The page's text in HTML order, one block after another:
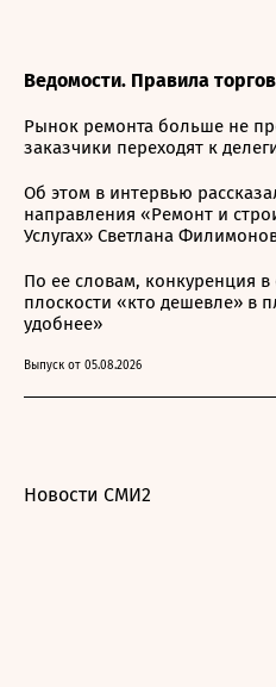
Ведомости. Правила
Рынок ремонта больше не
заказчики переходят к
Об этом в интервью
направления «Ремонт и
Услугах» Светлана
По ее словам, конкуренция в
плоскости «кто дешевле» в
удобнее»
Выпуск от 05.08.2026
Новости СМИ2